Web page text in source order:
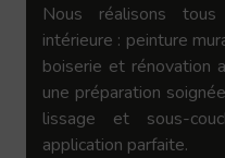
Nous réalisons
intérieure : peinture
boiserie et rénovation
une préparation
lissage et sous-
application parfaite.